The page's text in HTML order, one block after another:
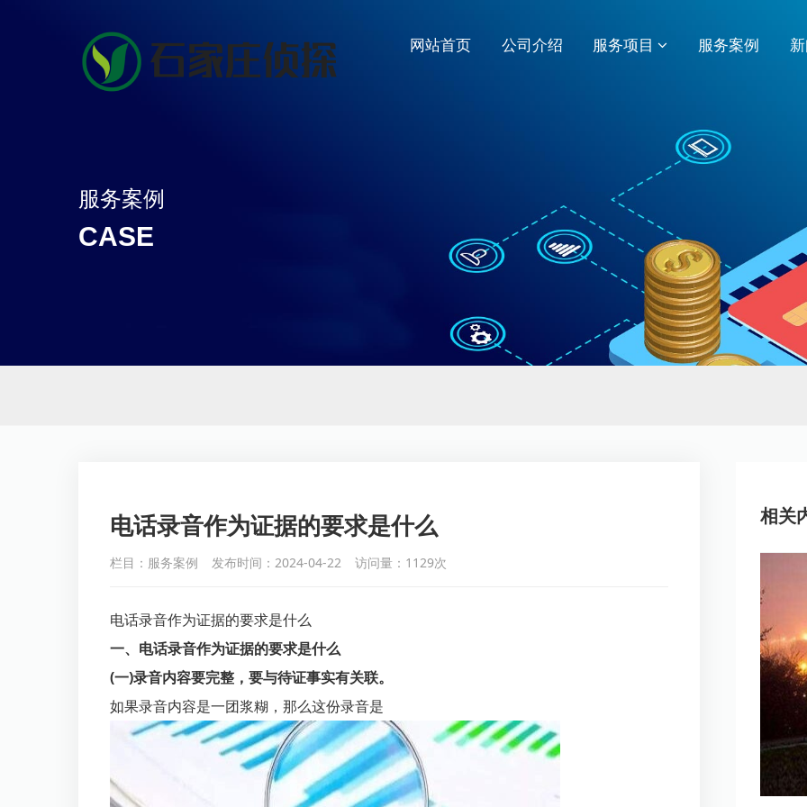
网站首页 公司介绍 服务项目 服务案例
服务案例
CASE
电话录音作为证据的要求是什么
栏目：服务案例 发布时间：2024-04-22 访问量：1129次
电话录音作为证据的要求是什么
一、电话录音作为证据的要求是什么
(一)录音内容要完整，要与待证事实有关联。
如果录音内容是一团浆糊，那么这份录音是
相关